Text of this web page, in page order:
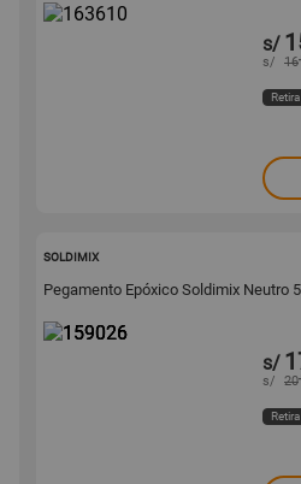
s/
s/ 16
SOLDIMIX
Pegamento Epóxico Soldimix Neutro
s/
s/ 20